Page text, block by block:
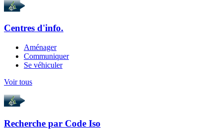
Centres d'info.
Aménager
Communiquer
Se véhiculer
Voir tous
Recherche par Code Iso